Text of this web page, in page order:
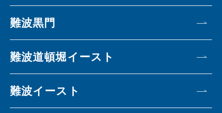
難波黒門
難波道頓堀イースト
難波イースト